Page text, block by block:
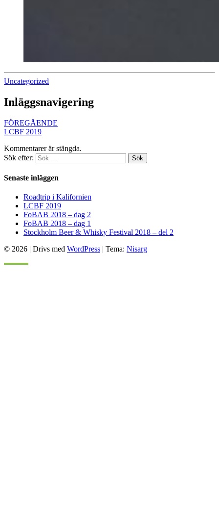
Uncategorized
Inläggsnavigering
FÖREGÅENDE
LCBF 2019
Kommentarer är stängda.
Sök efter:
Sök
Senaste inläggen
Roadtrip i Kalifornien
LCBF 2019
FoBAB 2018 – dag 2
FoBAB 2018 – dag 1
Stockholm Beer & Whisky Festival 2018 – del 2
© 2026 | Drivs med WordPress | Tema: Nisarg